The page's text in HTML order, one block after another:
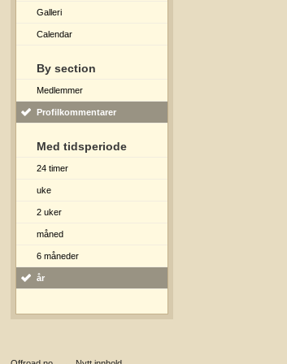
Galleri
Calendar
By section
Medlemmer
Profilkommentarer
Med tidsperiode
24 timer
uke
2 uker
måned
6 måneder
år